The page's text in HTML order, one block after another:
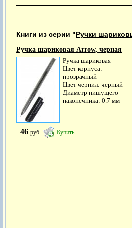
Книги из серии "Ручки
Ручка шариковая Arrow, черная
Ручка шариковая
Цвет корпуса:
прозрачный
Цвет чернил: черный
Диаметр пишущего
наконечника: 0.7 мм
46 руб Купить